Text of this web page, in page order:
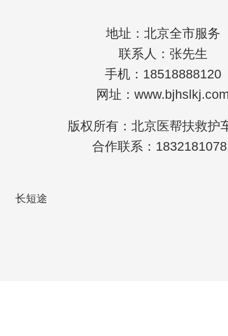
地址：北京全市服务
联系人：张先生
手机：18518888120
网址：
版权所有：北京医帮扶救护
合作联系：
长短途